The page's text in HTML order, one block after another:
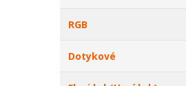
RGB
Dotykové